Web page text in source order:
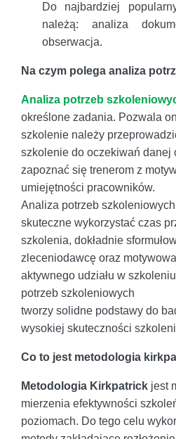
Do najbardziej
należą: analiza
obserwacja.
Na czym polega analiza
Analiza potrzeb
określone zadania. Pozwala
szkolenie należy
szkolenie do oczekiwań danej
zapoznać się trenerom z
umiejętności pracowników.
Analiza potrzeb
skuteczne wykorzystać czas
szkolenia, dokładnie
zleceniodawcę oraz
aktywnego udziału w
potrzeb szkoleniowych
tworzy solidne podstawy do
wysokiej skuteczności
Co to jest metodologia
Metodologia Kirkpatrick jest
mierzenia efektywności
poziomach. Do tego celu